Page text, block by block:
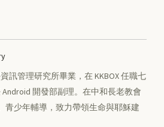
訊管理研究所畢業，在 KKBOX 任職七
Android 開發部副理。在中和長老教會
青少年輔導，致力帶領生命與耶穌建